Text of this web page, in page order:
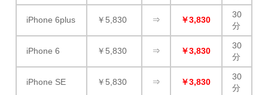
iPhone 6plus ￥5,830 ⇒ ￥3,830
30
分
iPhone 6 ￥5,830 ⇒ ￥3,830
30
分
iPhone SE ￥5,830 ⇒ ￥3,830
30
分